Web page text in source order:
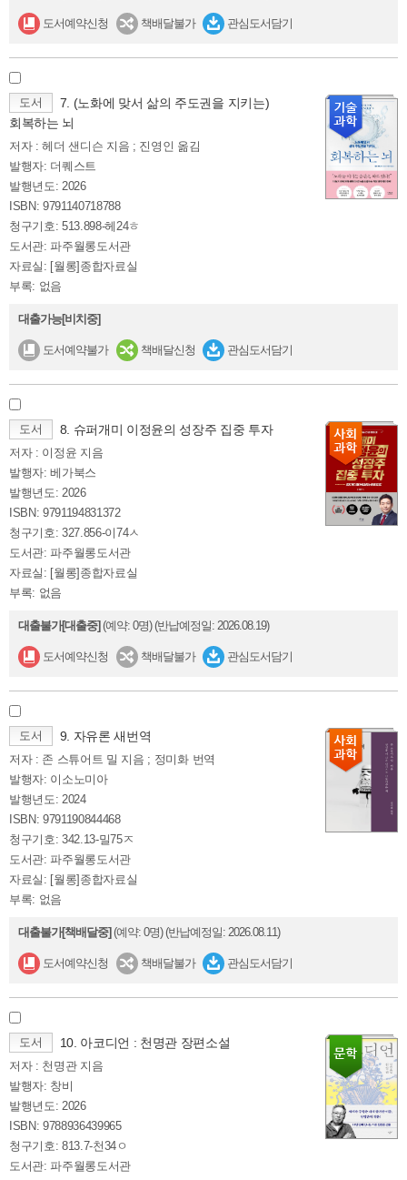
도서예약신청 책배달불가 관심도서담기
도서
7. (노화에 맞서 삶의 주도권을 지키는)
회복하는 뇌
저자 : 헤더 샌디슨 지음 ; 진영인 옮김
발행자: 더퀘스트
발행년도: 2026
ISBN: 9791140718788
청구기호: 513.898-헤24ㅎ
도서관: 파주월롱도서관
자료실: [월롱]종합자료실
부록: 없음
대출가능[비치중]
도서예약불가 책배달신청 관심도서담기
도서 8. 슈퍼개미 이정윤의 성장주 집중 투자
저자 : 이정윤 지음
발행자: 베가북스
발행년도: 2026
ISBN: 9791194831372
청구기호: 327.856-이74ㅅ
도서관: 파주월롱도서관
자료실: [월롱]종합자료실
부록: 없음
대출불가[대출중] (예약: 0명)(반납예정일: 2026.08.19)
도서예약신청 책배달불가 관심도서담기
도서 9. 자유론 새번역
저자 : 존 스튜어트 밀 지음 ; 정미화 번역
발행자: 이소노미아
발행년도: 2024
ISBN: 9791190844468
청구기호: 342.13-밀75ㅈ
도서관: 파주월롱도서관
자료실: [월롱]종합자료실
부록: 없음
대출불가[책배달중] (예약: 0명)(반납예정일: 2026.08.11)
도서예약신청 책배달불가 관심도서담기
도서 10. 아코디언 : 천명관 장편소설
저자 : 천명관 지음
발행자: 창비
발행년도: 2026
ISBN: 9788936439965
청구기호: 813.7-천34ㅇ
도서관: 파주월롱도서관